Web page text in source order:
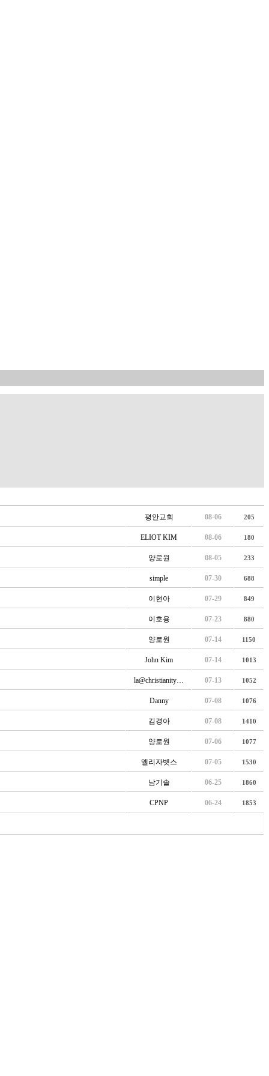
평안교회 08-06 205
ELIOT KIM 08-06 180
양로원 08-05 233
simple 07-30 688
이현아 07-29 849
이호용 07-23 880
양로원 07-14 1150
John Kim 07-14 1013
la@christianity… 07-13 1052
Danny 07-08 1076
김경아 07-08 1410
양로원 07-06 1077
앨리자벳스 07-05 1530
남기솔 06-25 1860
CPNP 06-24 1853